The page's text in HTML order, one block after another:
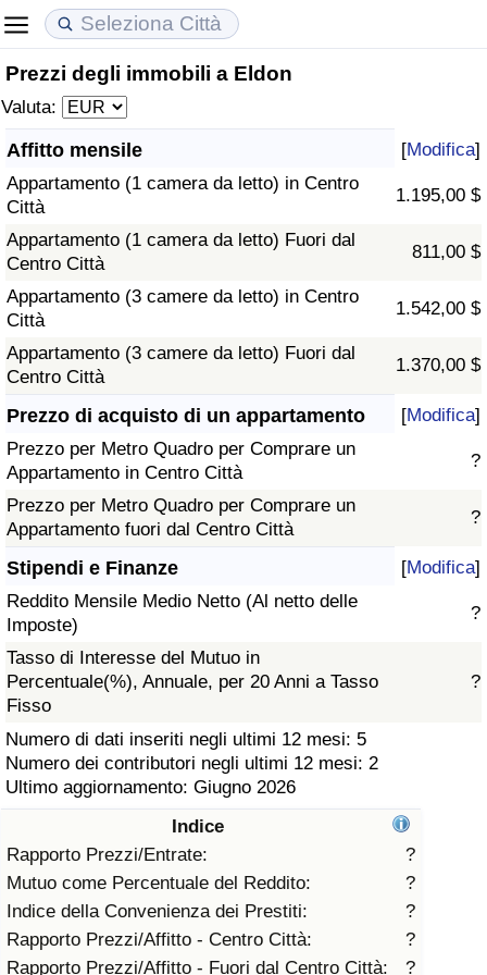
Prezzi degli immobili a Eldon
Valuta:
Affitto mensile [Modifica]
Appartamento (1 camera da letto) in Centro
Città
1.195,00 $
Appartamento (1 camera da letto) Fuori dal
Centro Città
811,00 $
Appartamento (3 camere da letto) in Centro
Città
1.542,00 $
Appartamento (3 camere da letto) Fuori dal
Centro Città
1.370,00 $
Prezzo di acquisto di un appartamento [Modifica]
Prezzo per Metro Quadro per Comprare un
Appartamento in Centro Città
?
Prezzo per Metro Quadro per Comprare un
Appartamento fuori dal Centro Città
?
Stipendi e Finanze [Modifica]
Reddito Mensile Medio Netto (Al netto delle
Imposte)
?
Tasso di Interesse del Mutuo in
Percentuale(%), Annuale, per 20 Anni a Tasso
Fisso
?
Numero di dati inseriti negli ultimi 12 mesi: 5
Numero dei contributori negli ultimi 12 mesi: 2
Ultimo aggiornamento: Giugno 2026
Indice
Rapporto Prezzi/Entrate:
?
Mutuo come Percentuale del Reddito:
?
Indice della Convenienza dei Prestiti:
?
Rapporto Prezzi/Affitto - Centro Città:
?
Rapporto Prezzi/Affitto - Fuori dal Centro Città:
?
Costo della vita
Indice Del Costo Della Vita (corrente)
Indice Del Costo Della Vita
Indice del Costo della Vita per Nazione
ad Aqaba
Prezzi degli immobili
Indice del Prezzo delle Case (Corrente)
Indice del Prezzo delle Case
Indice del Prezzo delle Case per Nazione
Qualità della Vita
Indice della Qualità della Vita
Indice della Qualità della Vita (Corrente)
Indice della qualità della vita per Paese
Criminalità
Indice del Tasso di Criminalità (Corrente)
Indice della Criminalità
Indice di criminalità per paese
Assistenza Sanitaria
Indice dell’Assistenza Sanitaria (Corrente)
Indice dell’Assistenza Sanitaria
Indice dell’Assistenza Sanitaria per
Nazione
Inquinamento
Indice dell’Inquinamento (Corrente)
Indice di inquinamento
Indice dell’Inquinamento per Nazione